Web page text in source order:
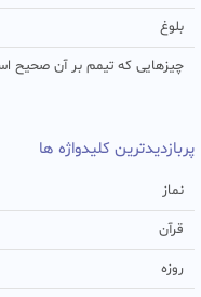
بلوغ
چیزهایی که تیمم بر آن صحیح
پربازدیدترین کلیدواژه ها
نماز
قرآن
روزه